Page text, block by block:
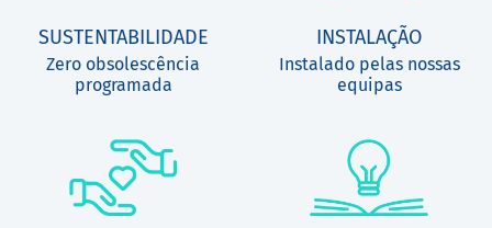
SUSTENTABILIDADE
Zero obsolescência
programada
INSTALAÇÃO
Instalado pelas nossas
equipas